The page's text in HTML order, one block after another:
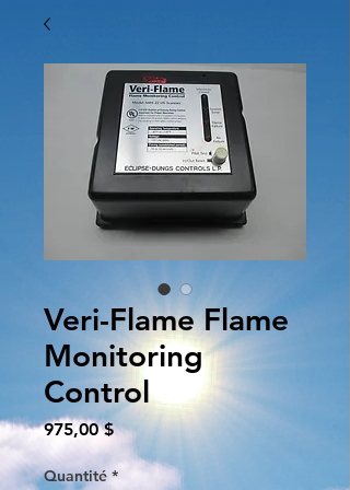
Veri-Flame Flame
Monitoring
Control
975,00 $Prix
Quantité *